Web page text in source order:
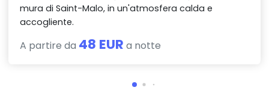
mura di Saint-Malo, in un'atmosfera calda e
accogliente.
A partire da 48 EUR a notte